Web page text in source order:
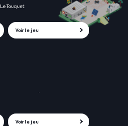
Le Touquet
Voir le jeu
Voir le jeu